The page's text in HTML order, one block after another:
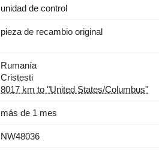
unidad de control
pieza de recambio original
Rumanía
Cristesti
8017 km to "United States/Columbus"
más de 1 mes
NW48036